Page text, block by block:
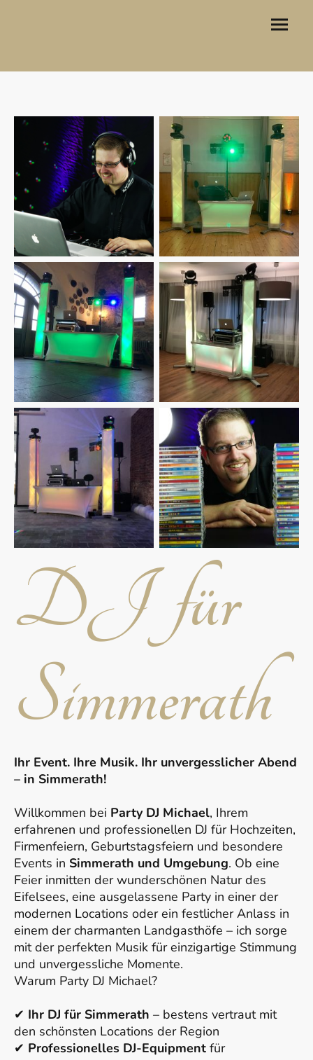
DJ für
Simmerath
Ihr Event. Ihre Musik. Ihr unvergesslicher Abend
– in Simmerath!
Willkommen bei Party DJ Michael, Ihrem
erfahrenen und professionellen DJ für Hochzeiten,
Firmenfeiern, Geburtstagsfeiern und besondere
Events in Simmerath und Umgebung. Ob eine
Feier inmitten der wunderschönen Natur des
Eifelsees, eine ausgelassene Party in einer der
modernen Locations oder ein festlicher Anlass in
einem der charmanten Landgasthöfe – ich sorge
mit der perfekten Musik für einzigartige Stimmung
und unvergessliche Momente.
Warum Party DJ Michael?
✔ Ihr DJ für Simmerath – bestens vertraut mit
den schönsten Locations der Region
✔ Professionelles DJ-Equipment für